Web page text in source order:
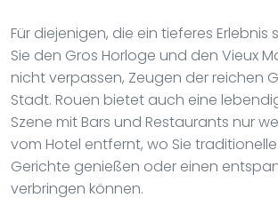
Für diejenigen, die ein tieferes Erlebnis
Sie den Gros Horloge und den Vieux
nicht verpassen, Zeugen der reichen
Stadt. Rouen bietet auch eine
Szene mit Bars und Restaurants nur
vom Hotel entfernt, wo Sie
Gerichte genießen oder einen
verbringen können.